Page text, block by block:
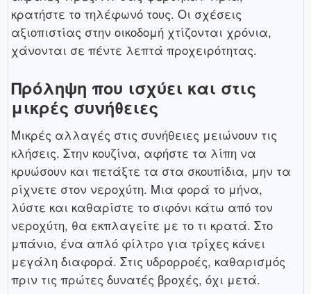
κρατήστε το τηλέφωνό τους. Οι σχέσεις
αξιοπιστίας στην οικοδομή χτίζονται χρόνια,
χάνονται σε πέντε λεπτά προχειρότητας.
Πρόληψη που ισχύει και στις
μικρές συνήθειες
Μικρές αλλαγές στις συνήθειες μειώνουν τις
κλήσεις. Στην κουζίνα, αφήστε τα λίπη να
κρυώσουν και πετάξτε τα στα σκουπίδια, μην τα
ρίχνετε στον νεροχύτη. Μια φορά το μήνα,
λύστε και καθαρίστε το σιφόνι κάτω από τον
νεροχύτη, θα εκπλαγείτε με το τι κρατά. Στο
μπάνιο, ένα απλό φίλτρο για τρίχες κάνει
μεγάλη διαφορά. Στις υδρορροές, καθαρισμός
πριν τις πρώτες δυνατές βροχές, όχι μετά.